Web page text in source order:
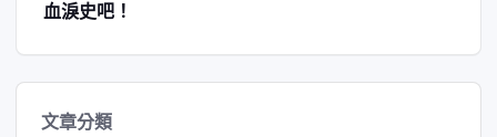
血淚史吧！
文章分類